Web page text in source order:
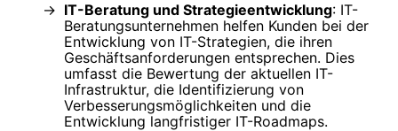
IT-Beratung und Strategieentwicklung: IT-
Beratungsunternehmen helfen Kunden bei der
Entwicklung von IT-Strategien, die ihren
Geschäftsanforderungen entsprechen. Dies
umfasst die Bewertung der aktuellen IT-
Infrastruktur, die Identifizierung von
Verbesserungsmöglichkeiten und die
Entwicklung langfristiger IT-Roadmaps.